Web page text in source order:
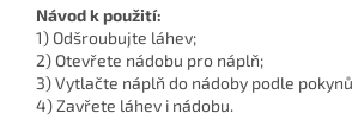
Návod k použití:
1) Odšroubujte láhev;
2) Otevřete nádobu pro náplň;
3) Vytlačte náplň do nádoby podle
4) Zavřete láhev i nádobu.